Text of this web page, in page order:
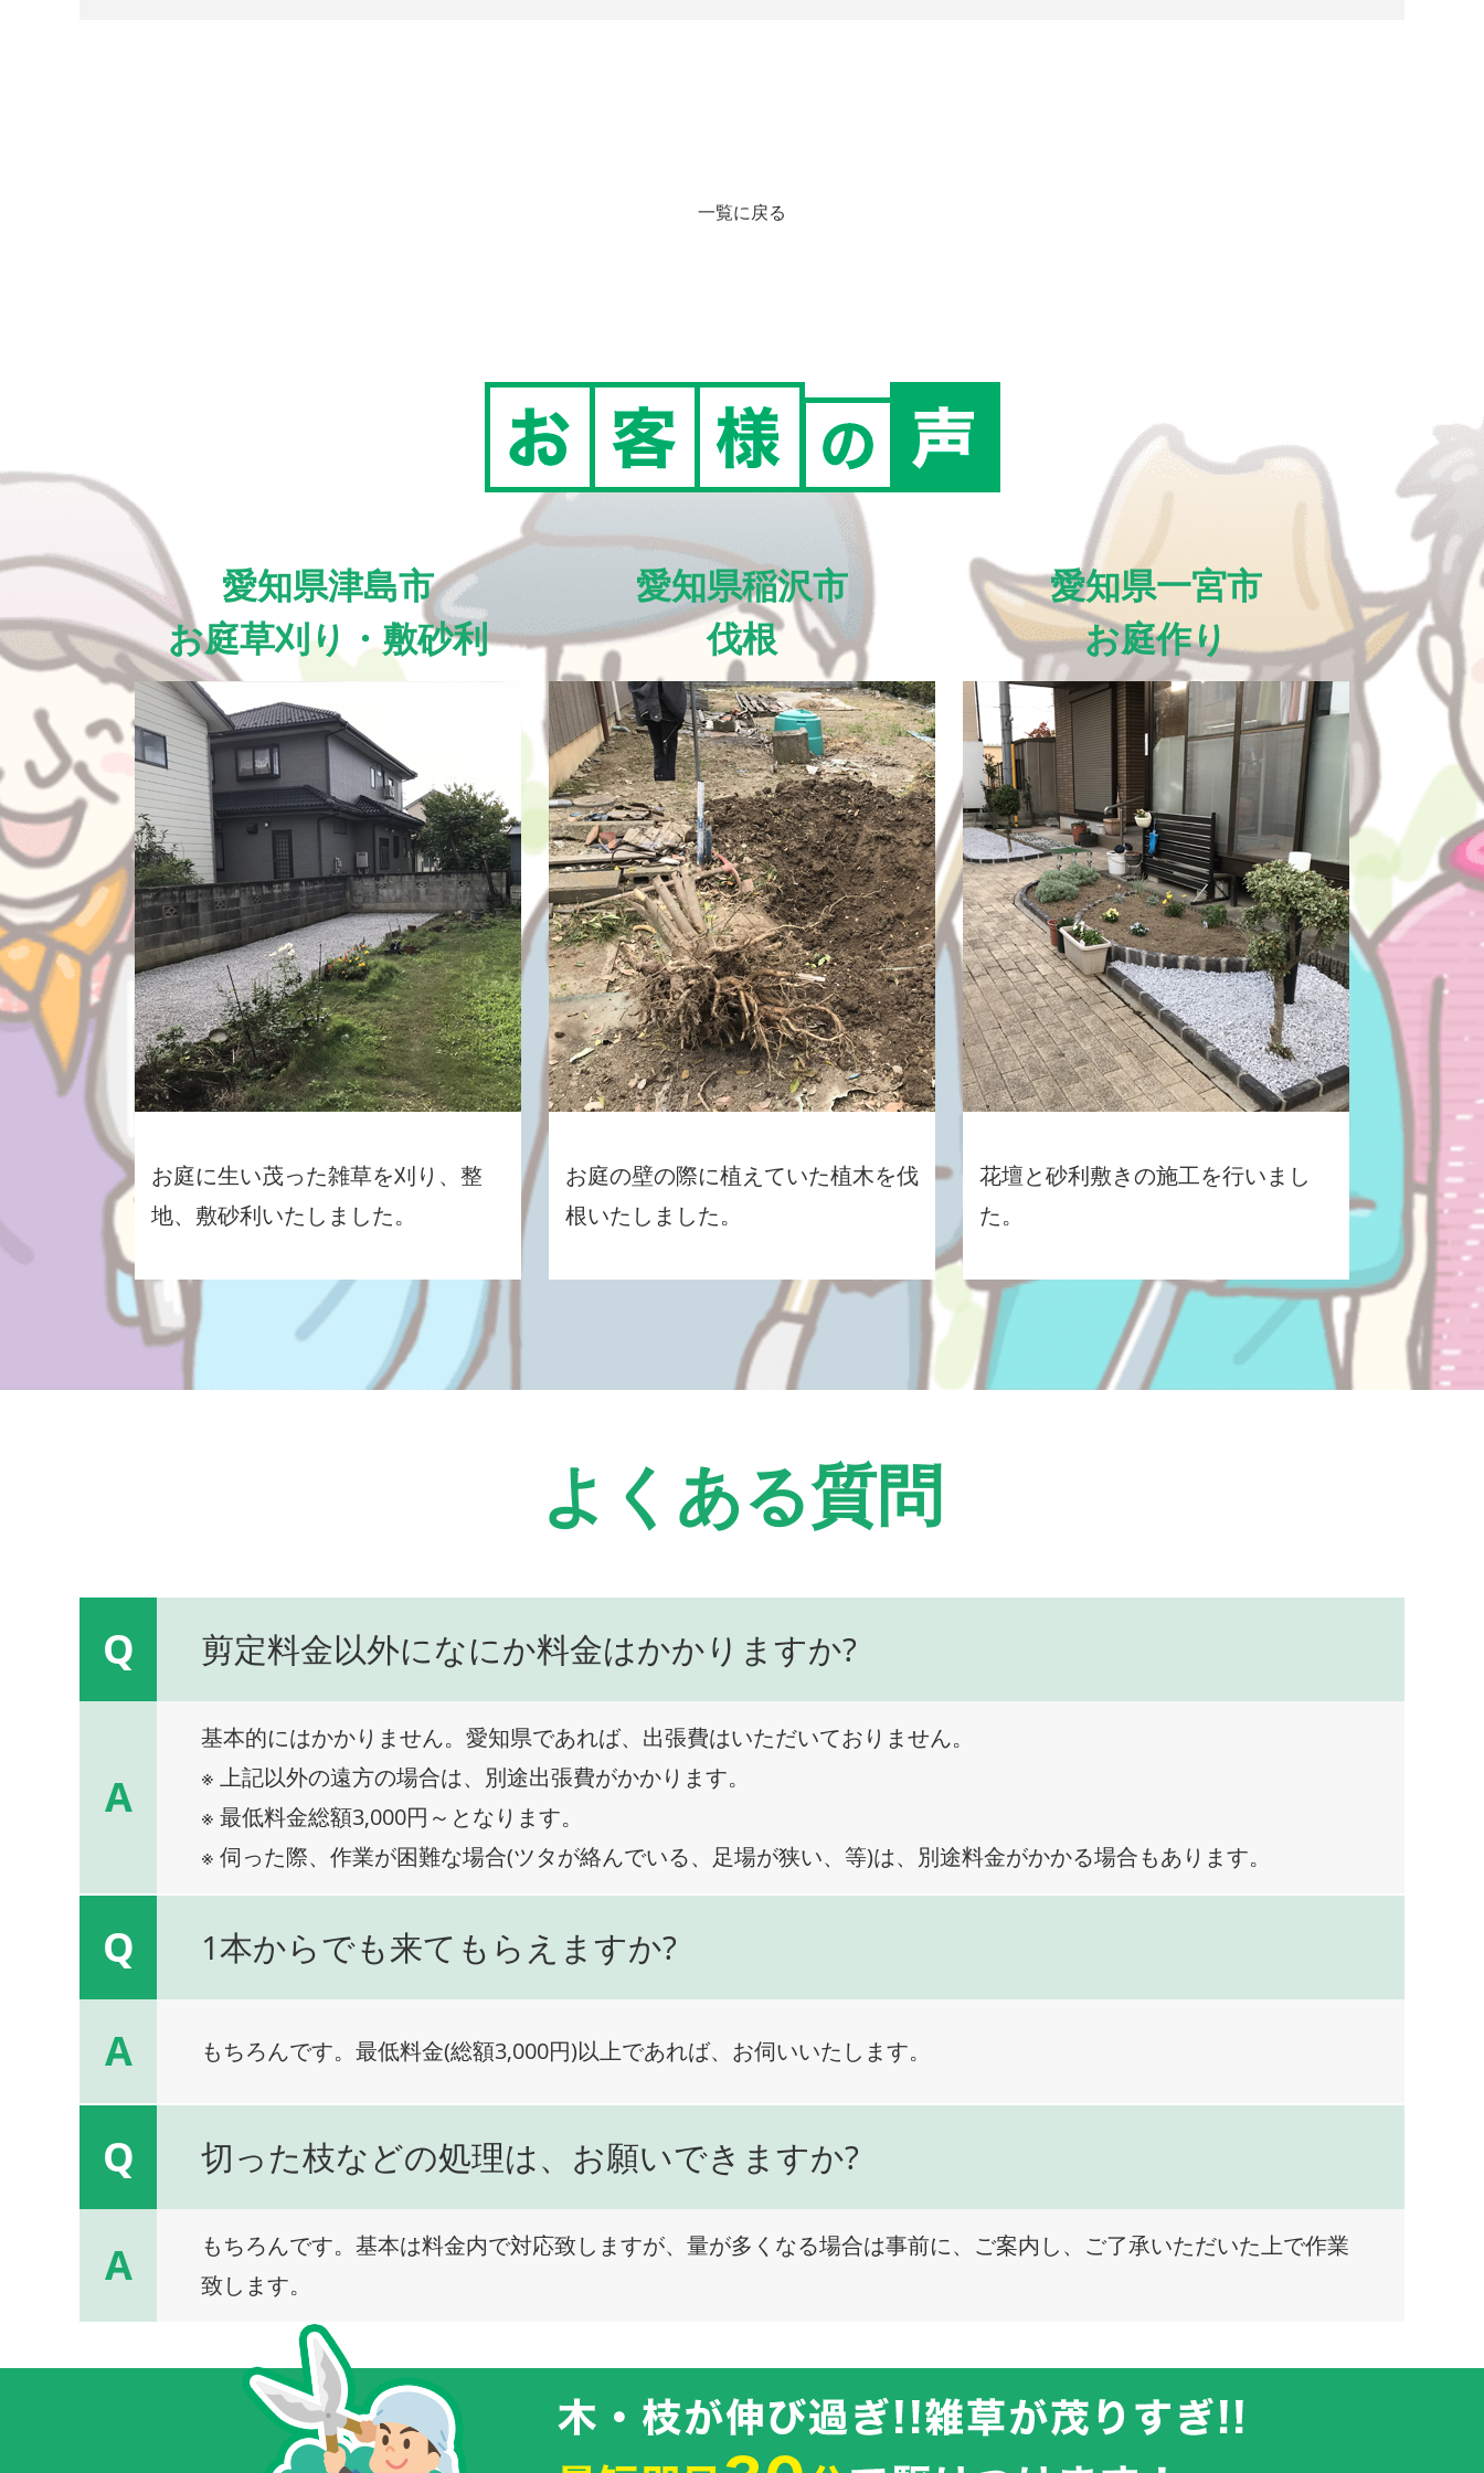
一覧に戻る
愛知県津島市
お庭草刈り・敷砂利
お庭に生い茂った雑草を刈り、整
地、敷砂利いたしました。
愛知県稲沢市
伐根
お庭の壁の際に植えていた植木を伐
根いたしました。
愛知県一宮市
お庭作り
花壇と砂利敷きの施工を行いまし
た。
よくある質問
Q 剪定料金以外になにか料金はかかりますか?
A
基本的にはかかりません。愛知県であれば、出張費はいただいておりません。
※ 上記以外の遠方の場合は、別途出張費がかかります。
※ 最低料金総額3,000円～となります。
※ 伺った際、作業が困難な場合(ツタが絡んでいる、足場が狭い、等)は、別途料金がかかる場合もあります。
Q 1本からでも来てもらえますか?
A もちろんです。最低料金(総額3,000円)以上であれば、お伺いいたします。
Q 切った枝などの処理は、お願いできますか?
A
もちろんです。基本は料金内で対応致しますが、量が多くなる場合は事前に、ご案内し、ご了承いただいた上で作業
致します。